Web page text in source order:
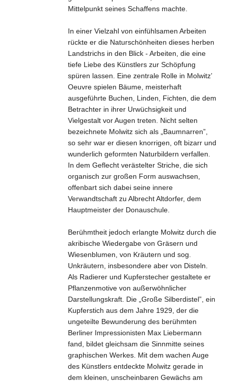
Mittelpunkt seines Schaffens machte.
In einer Vielzahl von einfühlsamen Arbeiten
rückte er die Naturschönheiten dieses herben
Landstrichs in den Blick - Arbeiten, die eine
tiefe Liebe des Künstlers zur Schöpfung
spüren lassen. Eine zentrale Rolle in Molwitz’
Oeuvre spielen Bäume, meisterhaft
ausgeführte Buchen, Linden, Fichten, die dem
Betrachter in ihrer Urwüchsigkeit und
Vielgestalt vor Augen treten. Nicht selten
bezeichnete Molwitz sich als „Baumnarren”,
so sehr war er diesen knorrigen, oft bizarr und
wunderlich geformten Naturbildern verfallen.
In dem Geflecht verästelter Striche, die sich
organisch zur großen Form auswachsen,
offenbart sich dabei seine innere
Verwandtschaft zu Albrecht Altdorfer, dem
Hauptmeister der Donauschule.
Berühmtheit jedoch erlangte Molwitz durch die
akribische Wiedergabe von Gräsern und
Wiesenblumen, von Kräutern und sog.
Unkräutern, insbesondere aber von Disteln.
Als Radierer und Kupferstecher gestaltete er
Pflanzenmotive von außerwöhnlicher
Darstellungskraft. Die „Große Silberdistel”, ein
Kupferstich aus dem Jahre 1929, der die
ungeteilte Bewunderung des berühmten
Berliner Impressionisten Max Liebermann
fand, bildet gleichsam die Sinnmitte seines
graphischen Werkes. Mit dem wachen Auge
des Künstlers entdeckte Molwitz gerade in
dem kleinen, unscheinbaren Gewächs am